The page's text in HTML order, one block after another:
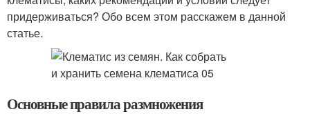
придерживаться? Обо всем этом расскажем в данной
статье.
Основные правила размножения